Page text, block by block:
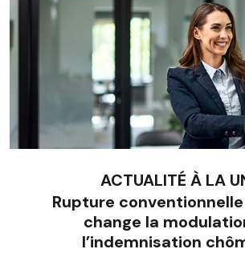
ACTUALITÉ À LA
Rupture
change la
l’indemnisation